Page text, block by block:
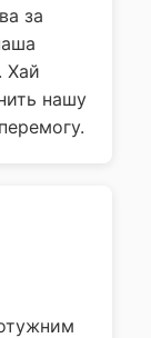
за
Хай
нашу